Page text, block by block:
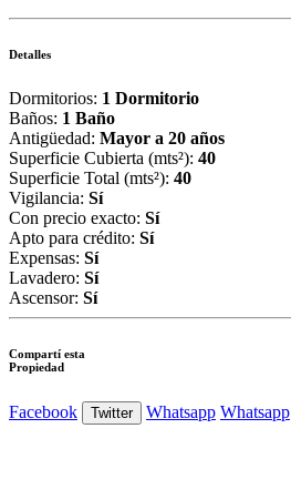
Detalles
Dormitorios: 1 Dormitorio
Baños: 1 Baño
Antigüedad: Mayor a 20 años
Superficie Cubierta (mts²): 40
Superficie Total (mts²): 40
Vigilancia: Sí
Con precio exacto: Sí
Apto para crédito: Sí
Expensas: Sí
Lavadero: Sí
Ascensor: Sí
Compartí esta
Propiedad
Facebook Twitter Whatsapp Whatsapp